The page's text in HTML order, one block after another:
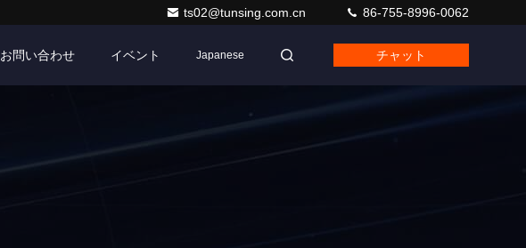
ts02@tunsing.com.cn 86-755-8996-0062
お問い合わせ イベント Japanese チャット